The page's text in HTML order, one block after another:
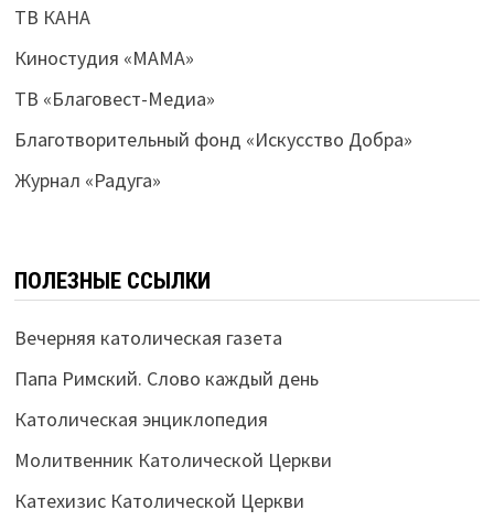
ТВ КАНА
Киностудия «МАМА»
ТВ «Благовест-Медиа»
Благотворительный фонд «Искусство Добра»
Журнал «Радуга»
ПОЛЕЗНЫЕ ССЫЛКИ
Вечерняя католическая газета
Папа Римский. Слово каждый день
Католическая энциклопедия
Молитвенник Католической Церкви
Катехизис Католической Церкви